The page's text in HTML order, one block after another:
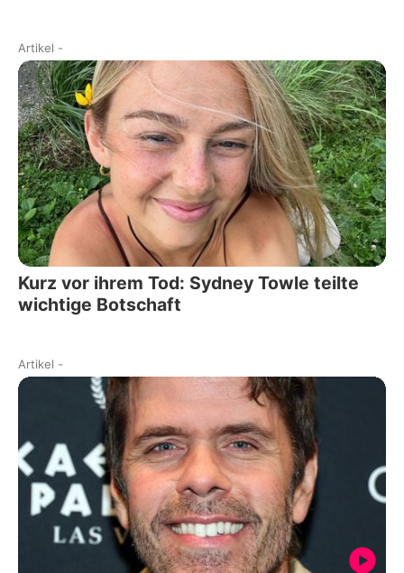
Artikel -
Kurz vor ihrem Tod: Sydney Towle teilte
wichtige Botschaft
Artikel -